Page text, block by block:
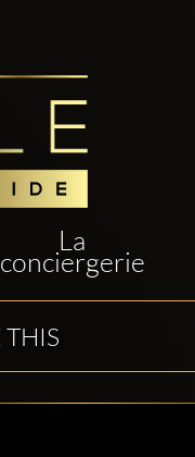
La
conciergerie
THIS